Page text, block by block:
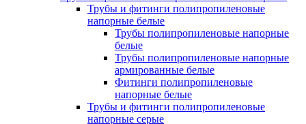
Трубы и фитинги полипропиленовые
напорные белые
Трубы полипропиленовые напорные
белые
Трубы полипропиленовые напорные
армированные белые
Фитинги полипропиленовые
напорные белые
Трубы и фитинги полипропиленовые
напорные серые